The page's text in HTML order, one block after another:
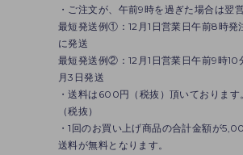
・ご注文が、午前9時を過ぎた場合は翌
最短発送例①：12月1日営業日午前8時発
に発送
最短発送例②：12月1日営業日午前9時
月3日発送
・送料は600円（税抜）頂いておりま
（税抜）
・1回のお買い上げ商品の合計金額が
送料が無料となります。